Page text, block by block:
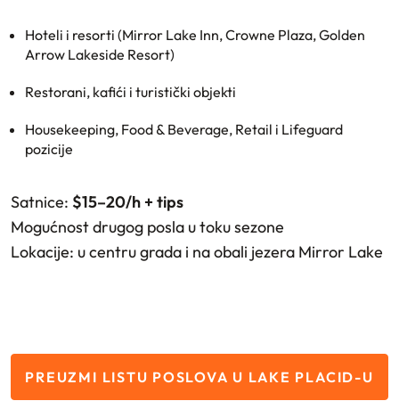
Hoteli i resorti (Mirror Lake Inn, Crowne Plaza, Golden
Arrow Lakeside Resort)
Restorani, kafići i turistički objekti
Housekeeping, Food & Beverage, Retail i Lifeguard
pozicije
Satnice: $15–20/h + tips
Mogućnost drugog posla u toku sezone
Lokacije: u centru grada i na obali jezera Mirror Lake
PREUZMI LISTU POSLOVA U LAKE PLACID-U